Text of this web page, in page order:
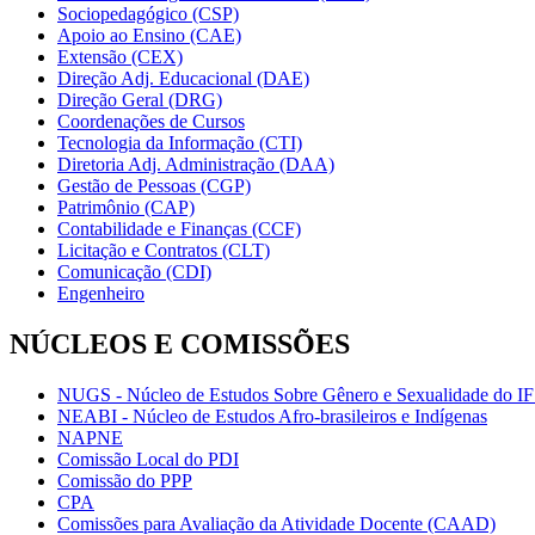
Sociopedagógico (CSP)
Apoio ao Ensino (CAE)
Extensão (CEX)
Direção Adj. Educacional (DAE)
Direção Geral (DRG)
Coordenações de Cursos
Tecnologia da Informação (CTI)
Diretoria Adj. Administração (DAA)
Gestão de Pessoas (CGP)
Patrimônio (CAP)
Contabilidade e Finanças (CCF)
Licitação e Contratos (CLT)
Comunicação (CDI)
Engenheiro
NÚCLEOS E COMISSÕES
NUGS - Núcleo de Estudos Sobre Gênero e Sexualidade do
NEABI - Núcleo de Estudos Afro-brasileiros e Indígenas
NAPNE
Comissão Local do PDI
Comissão do PPP
CPA
Comissões para Avaliação da Atividade Docente (CAAD)